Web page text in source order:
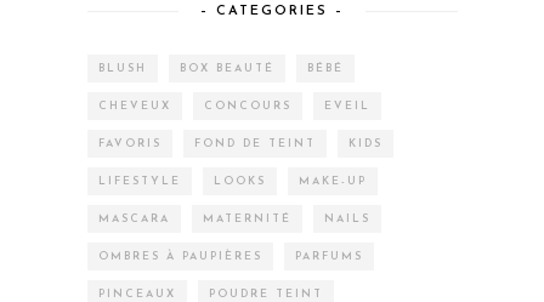
– CATEGORIES –
BLUSH BOX BEAUTÉ BÉBÉ
CHEVEUX CONCOURS EVEIL
FAVORIS FOND DE TEINT KIDS
LIFESTYLE LOOKS MAKE-UP
MASCARA MATERNITÉ NAILS
OMBRES À PAUPIÈRES PARFUMS
PINCEAUX POUDRE TEINT